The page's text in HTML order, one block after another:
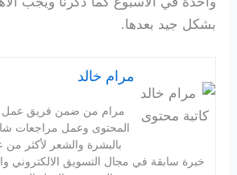
بشكل جيد بعدها.
مرام خالد
مرام من ضمن فريق عمل
المحتوى وعمل مراجعات
بالبشرة والشعر لأكثر من
خبرة سابقة في مجال التسويق الالكتروني